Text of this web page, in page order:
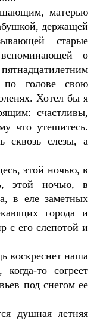
матерью
держащей
старые
о
по голове свою
Хотел бы я
счастливы,
что утешитесь.
сквозь слезы, а
этой ночью, в
этой ночью, в
в еле заметных
города и
с его слепотой и
воскреснет наша
то согреет
под снегом ее
душная летняя